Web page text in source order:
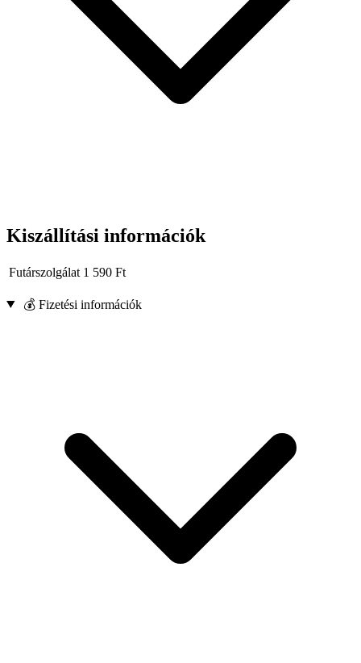
Kiszállítási információk
Futárszolgálat 1 590 Ft
💰 Fizetési információk